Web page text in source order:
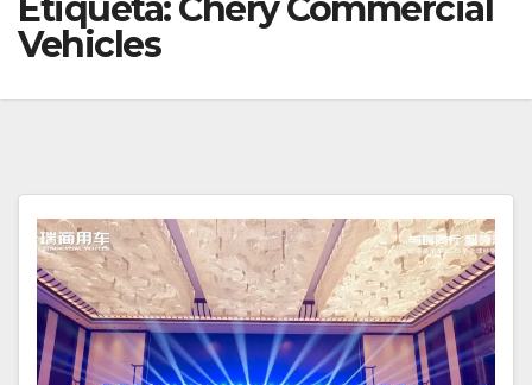
Etiqueta:Chery Commercial
Vehicles